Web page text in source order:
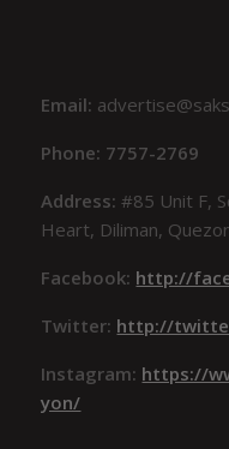
Email:
Phone: 7757-2769
Address:#85 Unit F,
Heart, Diliman,
Facebook: http://
Twitter: http://
Instagram: https://
yon/